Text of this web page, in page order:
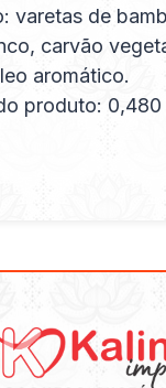
varetas de
carvão
aromático.
produto: 0,480